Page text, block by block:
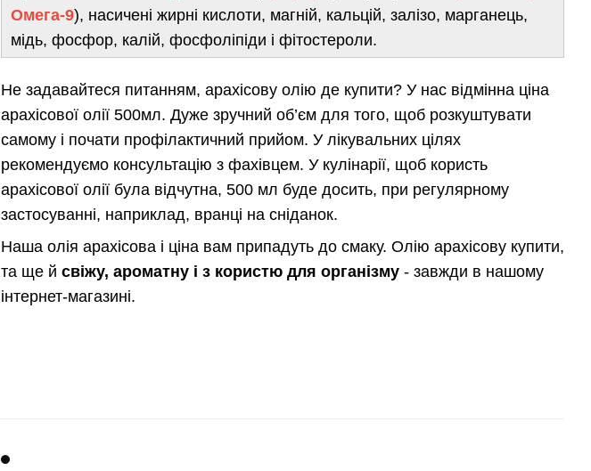
Омега-9), насичені жирні кислоти, магній, кальцій, залізо, марганець,
мідь, фосфор, калій, фосфоліпіди і фітостероли.
Не задавайтеся питанням, арахісову олію де купити? У нас відмінна ціна
арахісової олії 500мл. Дуже зручний об’єм для того, щоб розкуштувати
самому і почати профілактичний прийом. У лікувальних цілях
рекомендуємо консультацію з фахівцем. У кулінарії, щоб користь
арахісової олії була відчутна, 500 мл буде досить, при регулярному
застосуванні, наприклад, вранці на сніданок.
Наша олія арахісова і ціна вам припадуть до смаку. Олію арахісову купити,
та ще й свіжу, ароматну і з користю для організму - завжди в нашому
інтернет-магазині.